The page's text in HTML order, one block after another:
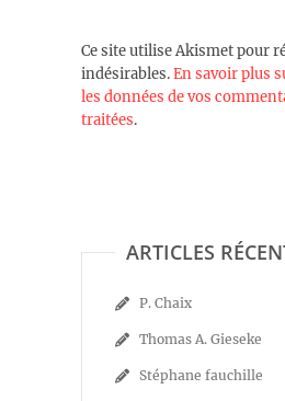
Ce site utilise Akismet pour
indésirables.En savoir plus
les données de vos
traitées.
ARTICLES
P. Chaix
Thomas A. Gieseke
Stéphane fauchille